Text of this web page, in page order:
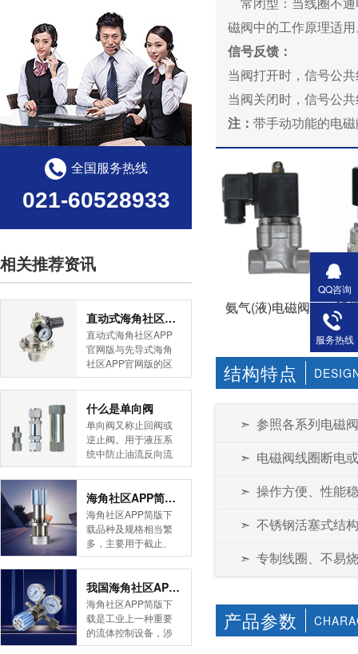
磁阀中的工作原理适用
信号反馈：
当阀打开时，信号公共
当阀关闭时，信号公共
注： 带手动功能的电磁
氨气(液)电磁阀
超
结构特点
➣ 参照各系列电磁阀
➣ 电磁阀线圈断电或烧
➣ 操作方便、性能稳
➣ 不锈钢活塞式结构
➣ 专制线圈、不易
产品参数
全国服务热线
021-60528933
相关推荐资讯
直动式海角社区APP官网版与先导式海角社区APP官网版的区别
直动式海角社区APP
官网版与先导式海角
社区APP官网版的区
别是什么？HJBA8海
角论坛海角社区APP
简版下载告诉您！先
导式海角社区APP官
网版是采用控制阀体
内的启闭件的开度来
调节介质的流量，将
介质的压力降低，同
时借助阀后压力的作
用调节启闭件的开
度，使阀后压力保持
在一定范围内，在进
口压力不断变化的情
在设定的范围内，保
护其后的生活生产器
具。本类海角社区
APP简版下载在管......
什么是单向阀
单向阀又称止回阀或
逆止阀。用于液压系
统中防止油流反向流
动,或者用于气动系统
中防止压缩空气逆向
流动。今天HJBA8海
角论坛海角社区APP
简版下载为您介绍一
下什么是单向阀。
一、简介单向阀有直
通式和直角式两种。
直通式单向阀用螺纹
连接安装在管路上。
直角式单向阀有螺纹
连接、板式连接和法
兰连接三种形式。液
海角社区APP简版下载的维护保养方式有哪些
海角社区APP简版下
载品种及规格相当繁
多，主要用于截止、
导流、稳压、分流
等，用途广泛。正确
和有序有效的维护保
养会保护海角社区
APP简版下载，使海
角社区APP简版下载
正常发挥功能并且延
我国海角社区APP简版下载市场的现状及前景如何
海角社区APP简版下
载是工业上一种重要
的流体控制设备，涉
及到国民经济诸多部
QQ咨询
服务热线